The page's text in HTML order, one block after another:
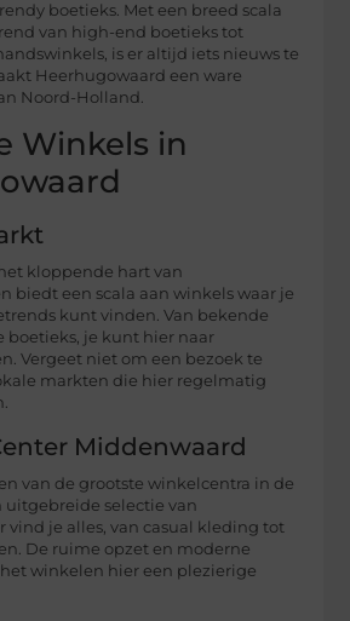
boetieks. Met een breed scala
van high-end boetieks tot
is er altijd iets nieuws te
Heerhugowaard een ware
Noord-Holland.
Winkels in
kloppende hart van
biedt een scala aan winkels waar je
kunt vinden. Van bekende
boetieks, je kunt hier naar
Vergeet niet om een bezoek te
markten die hier regelmatig
Middenwaard
van de grootste winkelcentra in de
uitgebreide selectie van
vind je alles, van casual kleding tot
De ruime opzet en moderne
winkelen hier een plezierige